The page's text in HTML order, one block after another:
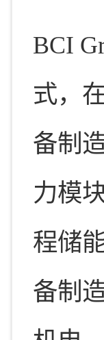
BCI
式，
备制
力模
程储
备制